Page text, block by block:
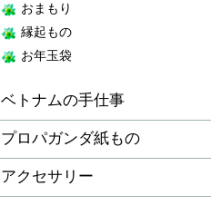
おまもり
縁起もの
お年玉袋
ベトナムの手仕事
プロパガンダ紙もの
アクセサリー